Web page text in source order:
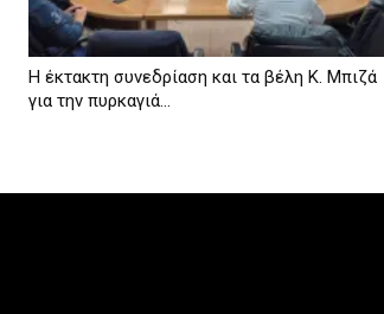
Η έκτακτη συνεδρίαση και τα βέλη Κ. Μπιζά
για την πυρκαγιά...